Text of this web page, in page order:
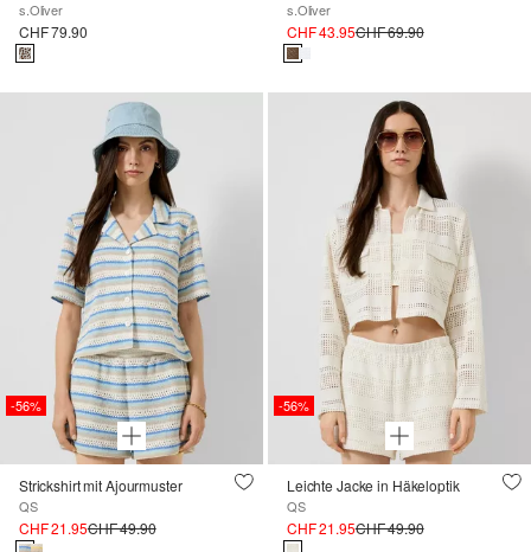
s.Oliver
CHF 79.90
s.Oliver
CHF 43.95CHF 69.90
-56%
Strickshirt mit Ajourmuster
QS
CHF 21.95CHF 49.90
-56%
Leichte Jacke in Häkeloptik
QS
CHF 21.95CHF 49.90